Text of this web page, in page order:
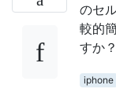
のセ
較的
すか？
iphone